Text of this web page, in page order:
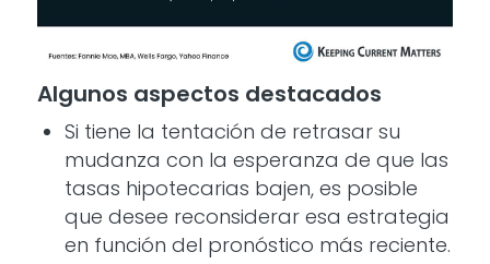
Algunos aspectos destacados
Si tiene la tentación de retrasar su
mudanza con la esperanza de que las
tasas hipotecarias bajen, es posible
que desee reconsiderar esa estrategia
en función del pronóstico más reciente.